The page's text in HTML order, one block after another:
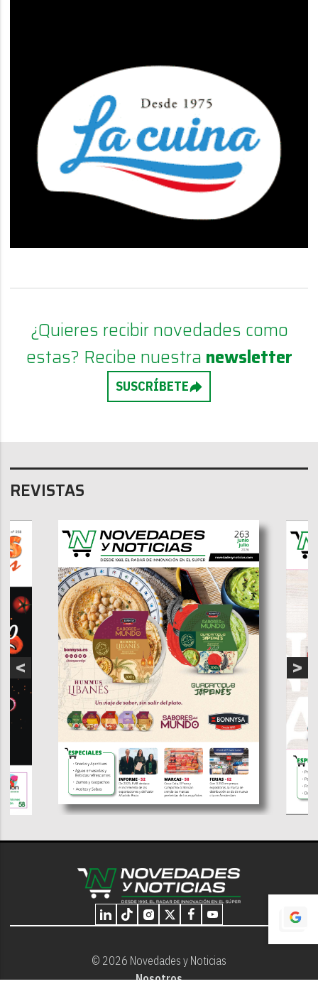
¿Quieres recibir novedades como
estas? Recibe nuestra newsletter
SUSCRÍBETE
REVISTAS
© 2026 Novedades y Noticias
Nosotros